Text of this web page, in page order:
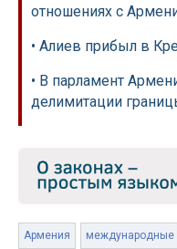
отношениях с
• Алиев прибыл в
• В парламент
делимитации
Армения международные